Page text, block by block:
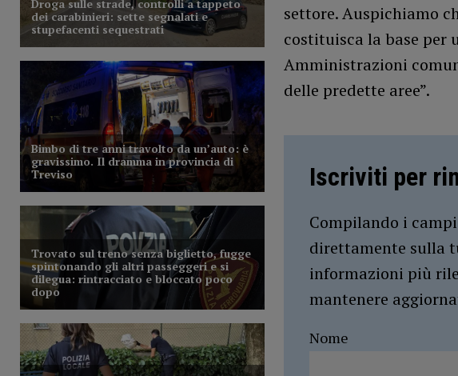
settore. Auspichiamo
costituisca la base per
Amministrazioni
delle predette aree”.
Iscriviti per
Compilando i
direttamente sulla
informazioni più
mantenere
Nome